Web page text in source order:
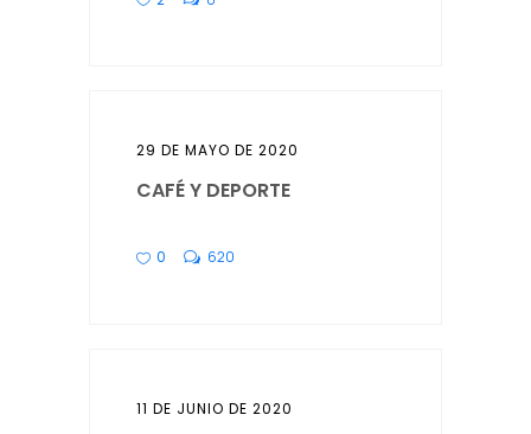
29 DE MAYO DE 2020
CAFÉ Y DEPORTE
0 620
11 DE JUNIO DE 2020